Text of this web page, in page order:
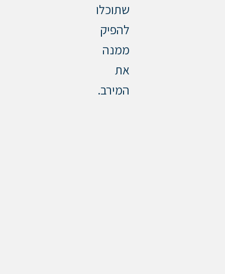
שתוכלו
להפיק
ממנה
את
המירב.